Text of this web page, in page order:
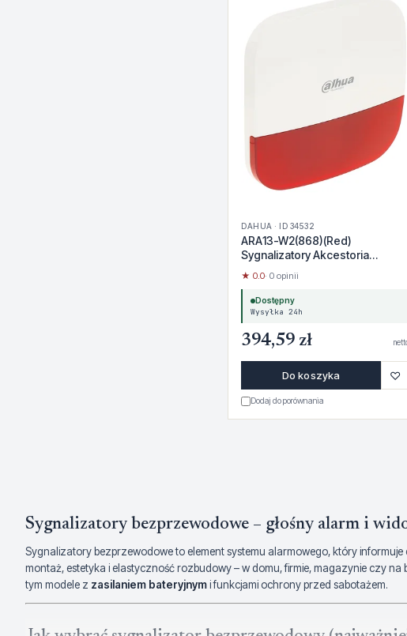
DAHUA · ID 34532
ARA13-W2(868)(Red)
Sygnalizatory Akcestoria
pozostałe
★ 0.0· 0 opinii
Dostępny
Wysyłka 24h
394,59 zł
Do koszyka ♡
Dodaj do porównania
Sygnalizatory bezprzewodowe – głośny alarm i
Sygnalizatory bezprzewodowe to element systemu alarmowego, który
montaż, estetyka i elastyczność rozbudowy – w domu, firmie, magazynie czy
tym modele z zasilaniem bateryjnymi funkcjami ochrony przed sabotażem.